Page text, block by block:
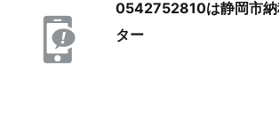
0542752810は静岡市納
ター